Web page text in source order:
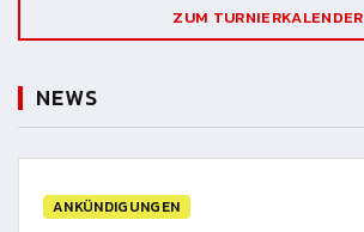
ZUM TURNIERKALENDER
NEWS
ANKÜNDIGUNGEN